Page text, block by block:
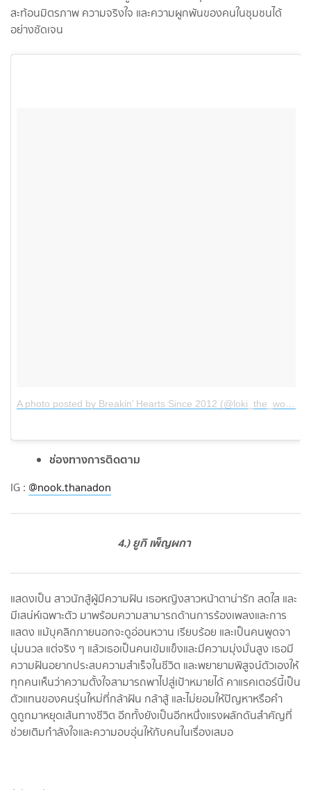
สะท้อนมิตรภาพ ความจริงใจ และความผูกพันของคนในชุมชนได้
อย่างชัดเจน
A photo posted by Breakin’ Hearts Since 2012 (@loki_the_wolfdog)
ช่องทางการติดตาม
IG : @nook.thanadon
4.) ยูกิ เพ็ญผกา
แสดงเป็น สาวนักสู้ผู้มีความฝัน เธอหญิงสาวหน้าตาน่ารัก สดใส และ
มีเสน่ห์เฉพาะตัว มาพร้อมความสามารถด้านการร้องเพลงและการ
แสดง แม้บุคลิกภายนอกจะดูอ่อนหวาน เรียบร้อย และเป็นคนพูดจา
นุ่มนวล แต่จริง ๆ แล้วเธอเป็นคนเข้มแข็งและมีความมุ่งมั่นสูง เธอมี
ความฝันอยากประสบความสำเร็จในชีวิต และพยายามพิสูจน์ตัวเองให้
ทุกคนเห็นว่าความตั้งใจสามารถพาไปสู่เป้าหมายได้ คาแรคเตอร์นี้เป็น
ตัวแทนของคนรุ่นใหม่ที่กล้าฝัน กล้าสู้ และไม่ยอมให้ปัญหาหรือคำ
ดูถูกมาหยุดเส้นทางชีวิต อีกทั้งยังเป็นอีกหนึ่งแรงผลักดันสำคัญที่
ช่วยเติมกำลังใจและความอบอุ่นให้กับคนในเรื่องเสมอ